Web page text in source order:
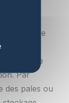
positionne
à réduire
Par
des pales ou